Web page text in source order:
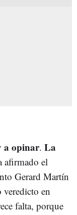
a opinar. La
afirmado el
Gerard Martín
en
falta, porque